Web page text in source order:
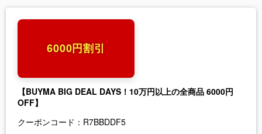
6000円割引
【BUYMA BIG DEAL DAYS！10万円以上の全商品 6000円
OFF】
クーポンコード： R7BBDDF5